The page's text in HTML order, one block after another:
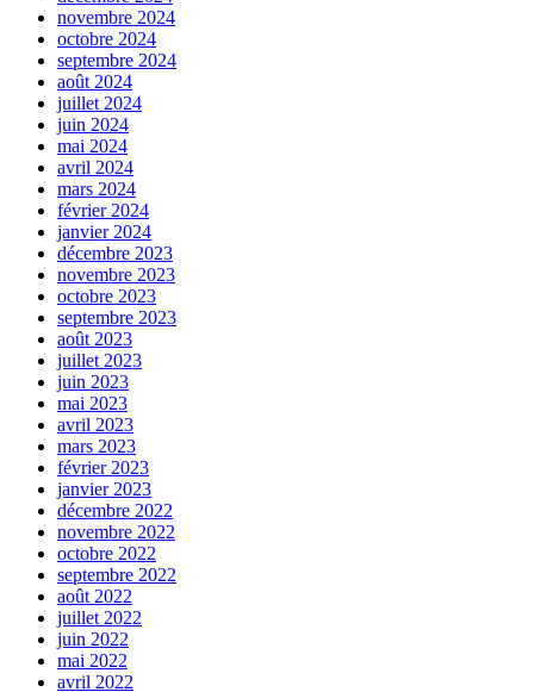
novembre 2024
octobre 2024
septembre 2024
août 2024
juillet 2024
juin 2024
mai 2024
avril 2024
mars 2024
février 2024
janvier 2024
décembre 2023
novembre 2023
octobre 2023
septembre 2023
août 2023
juillet 2023
juin 2023
mai 2023
avril 2023
mars 2023
février 2023
janvier 2023
décembre 2022
novembre 2022
octobre 2022
septembre 2022
août 2022
juillet 2022
juin 2022
mai 2022
avril 2022